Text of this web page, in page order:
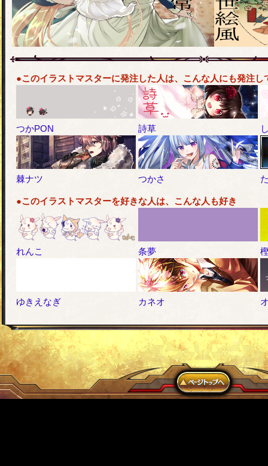
●このイラストマスターに発注した人は、こんな人にも発注し
つかPON 詩草
棘ナツ つかさ
●このイラストマスターを好きな人は、こんな人も好き
れんこ 条夢
ゆきえなぎ カネオ